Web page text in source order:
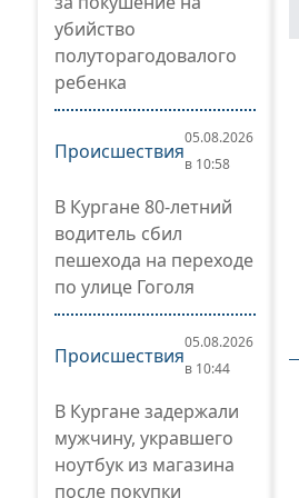
убийство
полуторагодовалого
ребенка
Происшествия
05.08.2026
в 10:58
В Кургане 80-летний
водитель сбил
пешехода на переходе
по улице Гоголя
Происшествия
05.08.2026
в 10:44
В Кургане задержали
мужчину, укравшего
ноутбук из магазина
после покупки